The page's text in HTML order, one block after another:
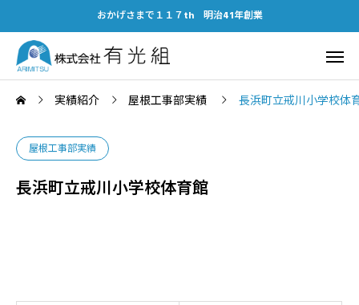
おかげさまで１１７th 明治41年創業
実績紹介 屋根工事部実績 長浜町立戒川小学校体
屋根工事部実績
長浜町立戒川小学校体育館